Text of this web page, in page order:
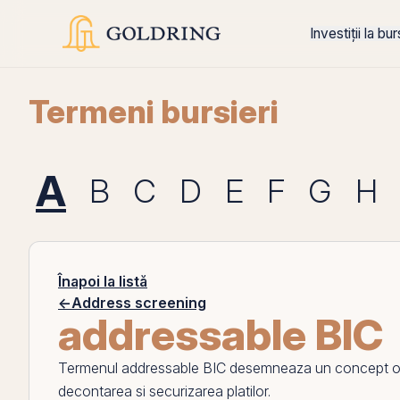
Investiții la
Termeni bursieri
A B C D E F G H
Înapoi la listă
←Address screening
addressable BIC
Termenul addressable BIC desemneaza un concept
decontarea si securizarea platilor.